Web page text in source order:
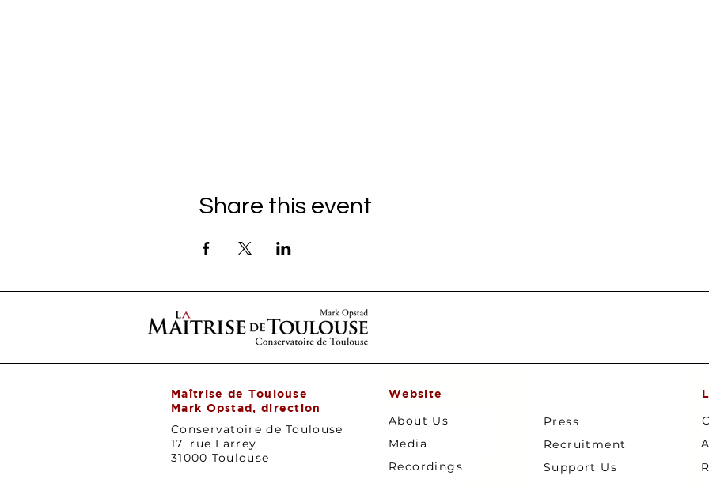
Share this event
Maîtrise de Toulouse
Mark Opstad, direction
Conservatoire de Toulouse
17, rue Larrey
31000 Toulouse
Website
About Us
Media
Recordings
Press
Recruitment
Support Us